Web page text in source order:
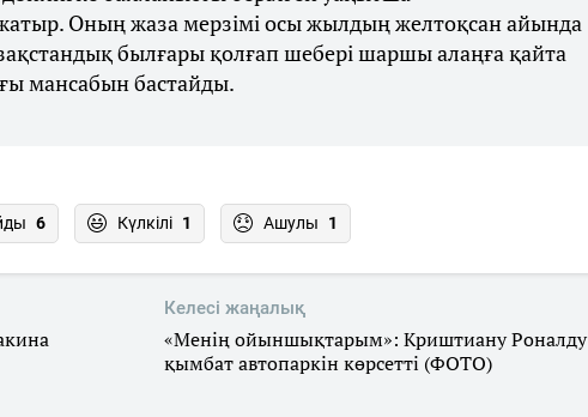
Оның жаза мерзімі осы жылдың желтоқсан айында
былғары қолғап шебері шаршы алаңға қайта
мансабын бастайды.
6 Күлкілі 1 Ашулы 1
Келесі жаңалық
«Менің ойыншықтарым»: Криштиану Роналду
қымбат автопаркін көрсетті (ФОТО)